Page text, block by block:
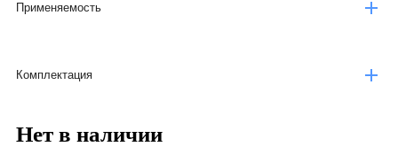
Применяемость
Комплектация
Нет в наличии